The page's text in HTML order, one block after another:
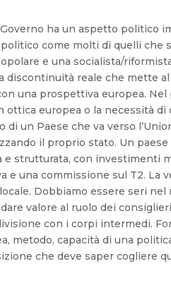
ha un aspetto politico
come molti di quelli
e una socialista/
discontinuità reale che mette
una prospettiva europea.
europea o la necessità
un Paese che va verso
il proprio stato. Un
strutturata, con investimenti
e una commissione sul T2.
Dobbiamo essere seri
valore al ruolo dei
con i corpi intermedi.
metodo, capacità di una
che deve saper cogliere